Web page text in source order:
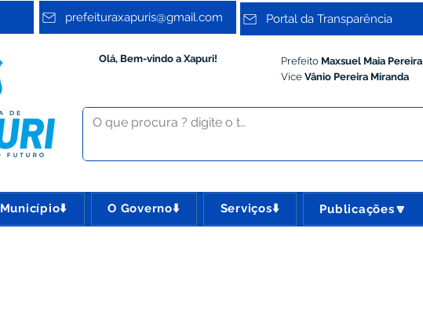
prefeituraxapuris@gmail.com Portal da Transparência
Olá, Bem-vindo a Xapuri! Prefeito Maxsuel Maia Pereira
Vice Vânio Pereira Miranda
Município⬇️ O Governo⬇️ Serviços⬇️ Publicações🔽